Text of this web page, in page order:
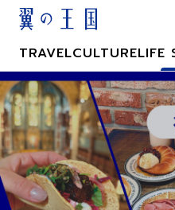
ン
テ
ン
ツ
に
ス
キ
TRAVELCULTURELIFE